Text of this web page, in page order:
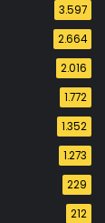
3.597
2.664
2.016
1.772
1.352
1.273
229
212